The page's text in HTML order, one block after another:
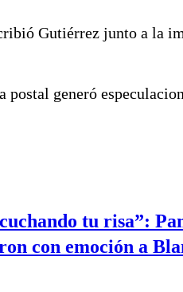
Gutiérrez junto a la
generó
tu risa”:
con emoción a